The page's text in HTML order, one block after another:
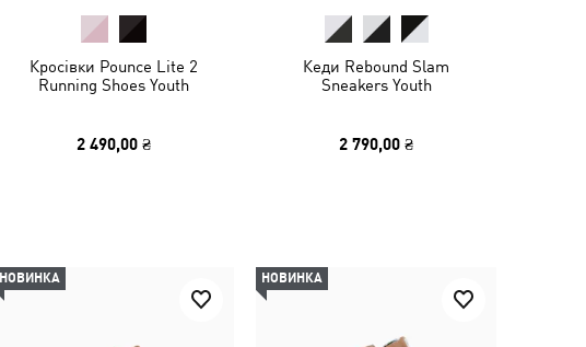
Кросівки Pounce Lite 2
Running Shoes Youth
2 490,00 ₴
Кеди Rebound Slam
Sneakers Youth
2 790,00 ₴
НОВИНКА НОВИНКА